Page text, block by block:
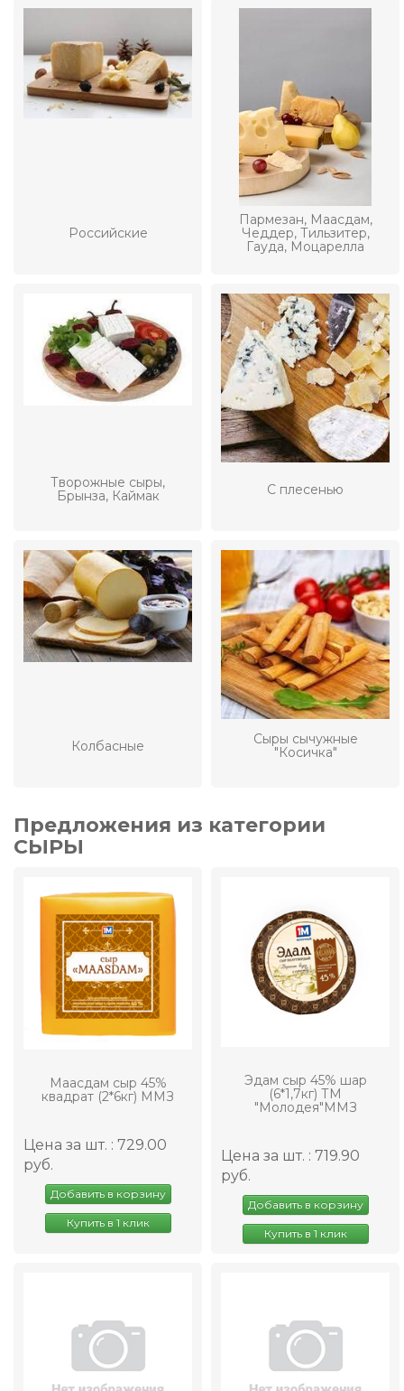
Российские
Пармезан, Маасдам,
Чеддер, Тильзитер,
Гауда, Моцарелла
Творожные сыры,
Брынза, Каймак
С плесенью
Колбасные
Сыры сычужные
"Косичка"
Предложения из категории
СЫРЫ
Маасдам сыр 45%
квадрат (2*6кг) ММЗ
Цена за шт. : 729.00
руб.
Добавить в корзину
Купить в 1 клик
Эдам сыр 45% шар
(6*1,7кг) ТМ
"Молодея"ММЗ
Цена за шт. : 719.90
руб.
Добавить в корзину
Купить в 1 клик